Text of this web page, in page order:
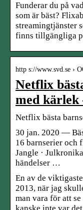
Funderar du på
som är bäst?
streamingtjänster
finns tillgängliga
http s://www.svd.se ›
Netflix
med kärlek
Netflix bästa
30 jan. 2020 —
16 barnserier och
Jangle ·
händelser …
En av de
2013, när jag
man vara för att